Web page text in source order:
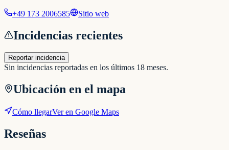
+49 173 2006585 Sitio web
Incidencias recientes
Reportar incidencia
Sin incidencias reportadas en los últimos 18 meses.
Ubicación en el mapa
Cómo llegarVer en Google Maps
Reseñas